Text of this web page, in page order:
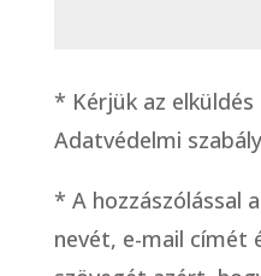
* Kérjük az
Adatvédelmi
* A hozzászólással
nevét, e-mail címét